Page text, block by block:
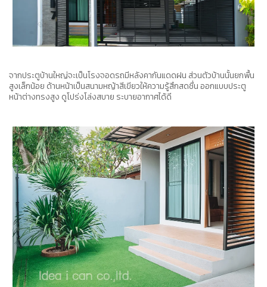
จากประตูบ้านใหญ่จะเป็นโรงจอดรถมีหลังคากันแดดฝน ส่วนตัวบ้านนั้นยกพื้น
สูงเล็กน้อย ด้านหน้าเป็นสนามหญ้าสีเขียวให้ความรู้สึกสดชื่น ออกแบบประตู
หน้าต่างทรงสูง ดูโปร่งโล่งสบาย ระบายอากาศได้ดี